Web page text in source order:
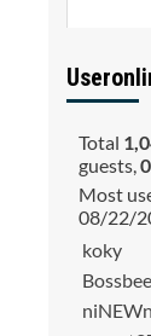
Total
guests,0
Most
08/22/
koky